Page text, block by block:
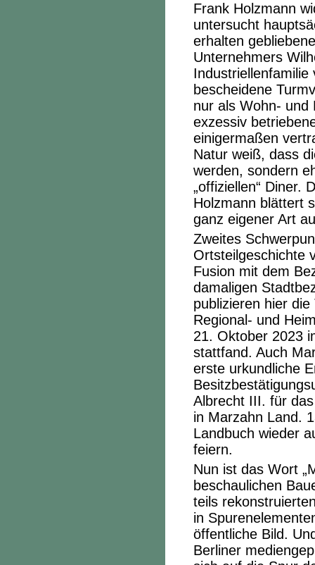
Frank Holzmann
untersucht
erhalten
Unternehmers
Industriellenfamilie
bescheidene
nur als Wohn- und
exzessiv
einigermaßen
Natur weiß, dass
werden, sondern
„offiziellen“ Diner.
Holzmann blättert
ganz eigener Art
Zweites
Ortsteilgeschichte
Fusion mit dem
damaligen
publizieren hier
Regional- und
21. Oktober 2023
stattfand. Auch
erste urkundliche
Albrecht III. für
in Marzahn Land.
Landbuch wieder
feiern.
Nun ist das Wort
beschaulichen
teils
in
öffentliche Bild.
Berliner